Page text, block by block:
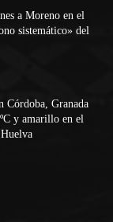
a Moreno en el
sistemático» del
Córdoba, Granada
y amarillo en el